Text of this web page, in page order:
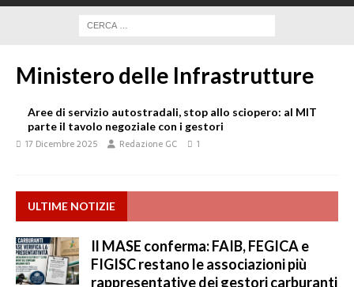
Ministero delle Infrastrutture
Aree di servizio autostradali, stop allo sciopero: al MIT
parte il tavolo negoziale con i gestori
17 Dicembre 2025 Redazione GC 1
ULTIME NOTIZIE
Il MASE conferma: FAIB, FEGICA e
FIGISC restano le associazioni più
rappresentative dei gestori carburanti